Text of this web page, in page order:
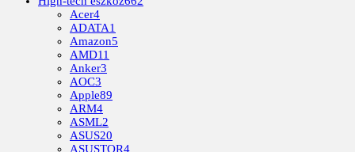
Acer4
ADATA1
Amazon5
AMD11
Anker3
AOC3
Apple89
ARM4
ASML2
ASUS20
ASUSTOR4